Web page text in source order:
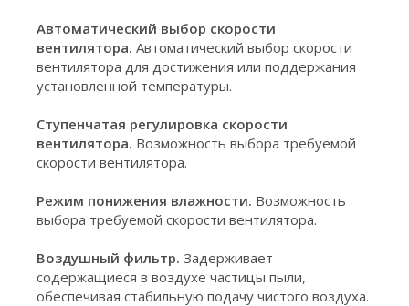
Автоматический выбор скорости
вентилятора. Автоматический выбор скорости
вентилятора для достижения или поддержания
установленной температуры.
Ступенчатая регулировка скорости
вентилятора. Возможность выбора требуемой
скорости вентилятора.
Режим понижения влажности. Возможность
выбора требуемой скорости вентилятора.
Воздушный фильтр. Задерживает
содержащиеся в воздухе частицы пыли,
обеспечивая стабильную подачу чистого воздуха.